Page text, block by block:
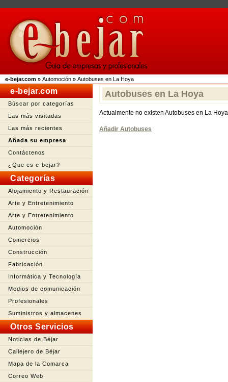
e-bejar.com » Automoción » Autobuses en La Hoya
e-bejar.com
Búscar por categorías
Las más visitadas
Las más recientes
Añada su empresa
Contáctenos
¿Que es e-bejar?
Categorías
Alojamiento y Restauración
Arte y Entretenimiento
Arte y Entretenimiento
Automoción
Comercios
Construcción
Fabricación
Informática y Tecnología
Medios de comunicación
Profesionales
Suministros y almacenes
Otros Servicios
Noticias de Béjar
Callejero de Béjar
Mapa de la Comarca
Correo Web
Autobuses en La Hoya
Actualmente no existen Autobuses en La Hoya
Añadir Autobuses